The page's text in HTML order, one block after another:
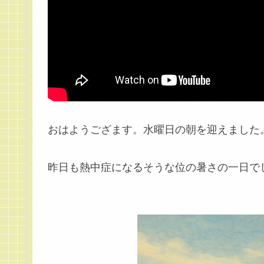
おはようござます。水曜日の朝を迎えました
昨日も熱中症になるそうな位の暑さの一日で